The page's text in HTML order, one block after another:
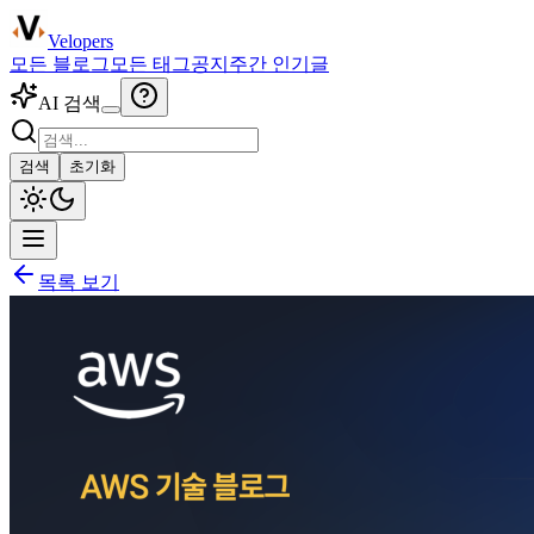
Velopers
모든 블로그 모든 태그공지 주간 인기글
AI 검색
검색 초기화
목록 보기